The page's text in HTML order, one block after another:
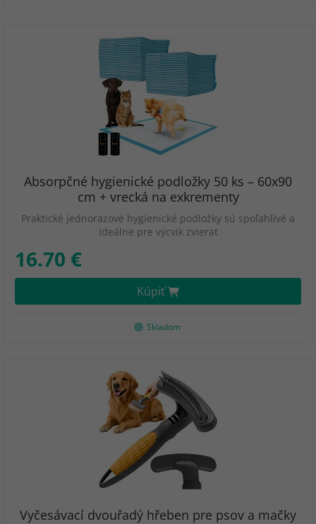
Absorpčné hygienické podložky 50 ks – 60x90
cm + vrecká na exkrementy
Praktické jednorazové hygienické podložky sú spoľahlivé a
ideálne pre výcvik zvierat
16.70 €
Kúpiť
Skladom
Vyčesávací dvouřadý hřeben pre psov a mačky